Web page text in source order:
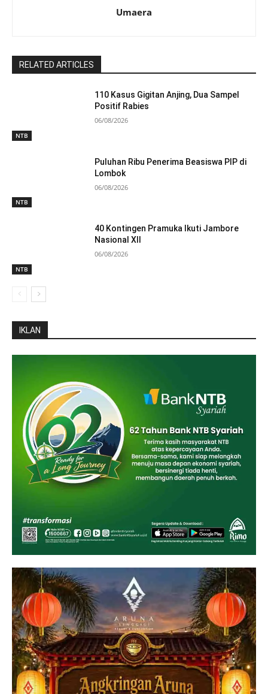
Umaera
RELATED ARTICLES
NTB
110 Kasus Gigitan Anjing, Dua Sampel
Positif Rabies
06/08/2026
NTB
Puluhan Ribu Penerima Beasiswa PIP di
Lombok
06/08/2026
NTB
40 Kontingen Pramuka Ikuti Jambore
Nasional XII
06/08/2026
IKLAN